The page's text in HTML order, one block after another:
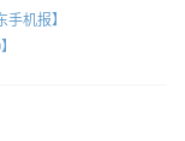
机报】